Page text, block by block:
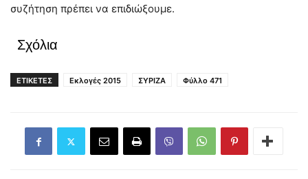
συζήτηση πρέπει να επιδιώξουμε.
Σχόλια
ΕΤΙΚΕΤΕΣ Εκλογές 2015 ΣΥΡΙΖΑ Φύλλο 471